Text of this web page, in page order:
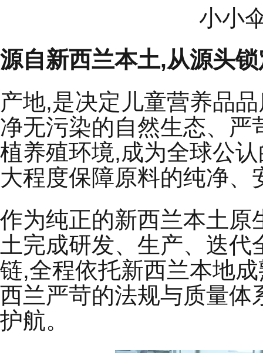
小小
源自新西兰本土,从源头
产地,是决定儿童营养品
净无污染的自然生态、严
植养殖环境,成为全球公
大程度保障原料的纯净、
作为纯正的新西兰本土原
土完成研发、生产、迭
链,全程依托新西兰本地
西兰严苛的法规与质量体
护航。